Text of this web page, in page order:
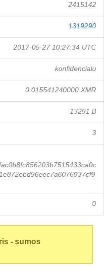
2415142
1319290
2017-05-27 10:27:34 UTC
konfidencialu
0.015541240000 XMR
13291 B
3
0
- sumos